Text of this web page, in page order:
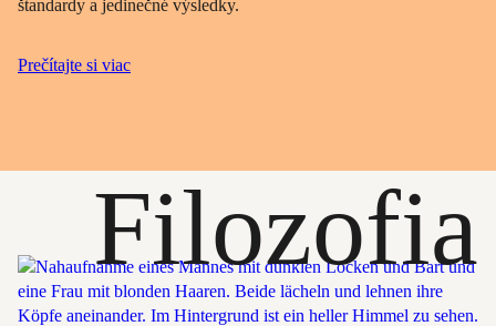
štandardy a jedinečné výsledky.
Prečítajte si viac
Filozofia